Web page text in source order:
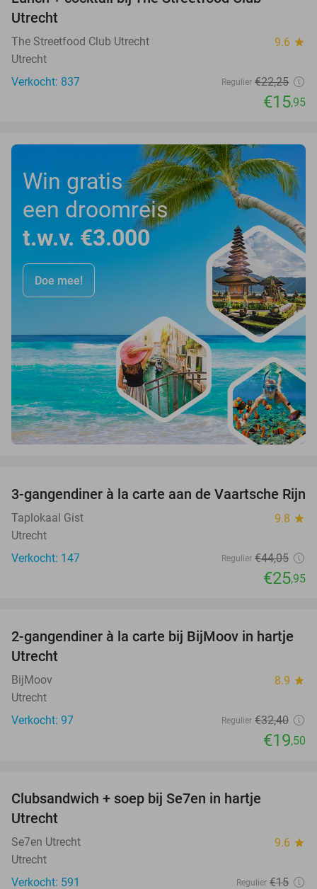
Utrecht
The Streetfood Club Utrecht 9.6 star
Utrecht
Verkocht: 837
Regulier €22,25
€15,95
Win gratis
een droomreis
t.w.v. €3.000
Doe mee!
41%
3-gangendiner à la carte aan de Vaartsche Rijn
Taplokaal Gist 9.8 star
Utrecht
Verkocht: 147
Regulier €44,05
€25,95
40%
2-gangendiner à la carte bij BijMoov in hartje
Utrecht
BijMoov 8.9 star
Utrecht
Verkocht: 97
Regulier €32,40
€19,50
Clubsandwich + soep bij Se7en in hartje
Utrecht
Se7en Utrecht 9.6 star
Utrecht
Verkocht: 591
Regulier €15